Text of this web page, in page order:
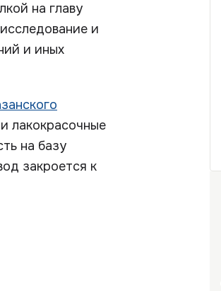
на главу
и
и иных
лакокрасочные
на базу
закроется к